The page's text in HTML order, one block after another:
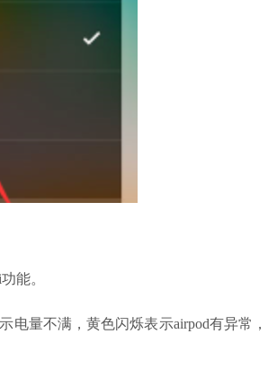
能。
电量不满，黄色闪烁表示airpod有异常，